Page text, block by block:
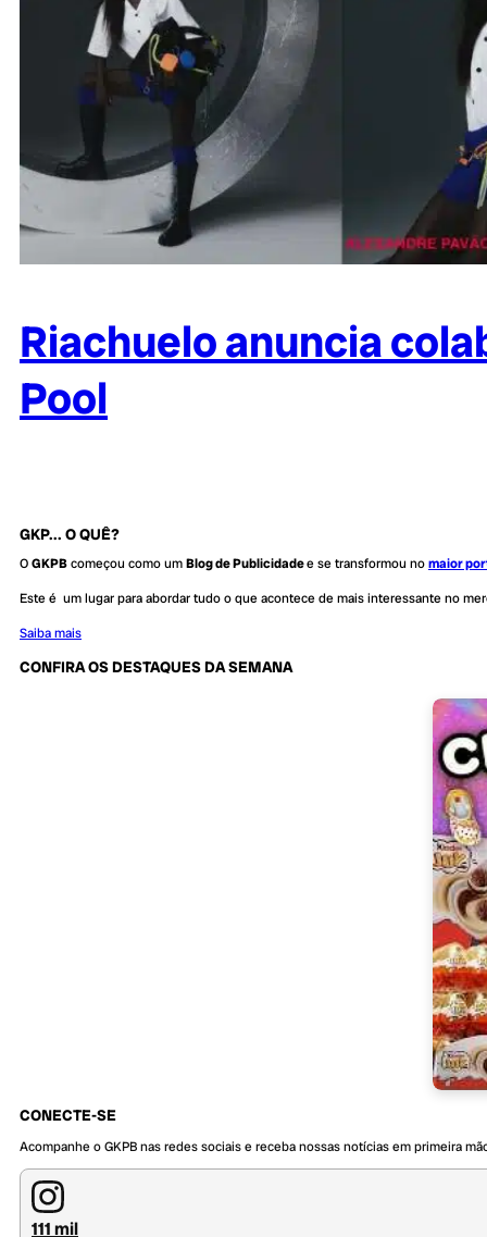
Riachuelo anuncia
Pool
GKP... O QUÊ?
OGKPBcomeçou como umBlog de Publicidadee se transformou nomaior
Este é um lugar para abordar tudo o que acontece de mais interessante no
Saiba mais
CONFIRA OS DESTAQUES DA SEMANA
CONECTE-SE
Acompanhe o GKPB nas redes sociais e receba nossas notícias em primeira
111 mil